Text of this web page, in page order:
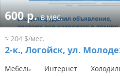
600 р.в мес.
≈ 204 $/мес.
2-к., Логойск, ул.
Мебель Интернет